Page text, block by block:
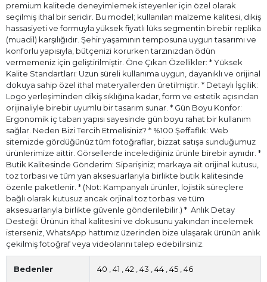
premium kalitede deneyimlemek isteyenler için özel olarak
seçilmiş ithal bir seridir. Bu model; kullanılan malzeme kalitesi, dikiş
hassasiyeti ve formuyla yüksek fiyatlı lüks segmentin birebir replika
(muadil) karşılığıdır. Şehir yaşamının temposuna uygun tasarımı ve
konforlu yapısıyla, bütçenizi korurken tarzınızdan ödün
vermemeniz için geliştirilmiştir. Öne Çıkan Özellikler: * Yüksek
Kalite Standartları: Uzun süreli kullanıma uygun, dayanıklı ve orijinal
dokuya sahip özel ithal materyallerden üretilmiştir. * Detaylı İşçilik:
Logo yerleşiminden dikiş sıklığına kadar, form ve estetik açısından
orijinaliyle birebir uyumlu bir tasarım sunar. * Gün Boyu Konfor:
Ergonomik iç taban yapısı sayesinde gün boyu rahat bir kullanım
sağlar. Neden Bizi Tercih Etmelisiniz? * %100 Şeffaflık: Web
sitemizde gördüğünüz tüm fotoğraflar, bizzat satışa sunduğumuz
ürünlerimize aittir. Görsellerde incelediğiniz ürünle birebir aynıdır. *
Butik Kalitesinde Gönderim: Siparişiniz; markaya ait orijinal kutusu,
toz torbası ve tüm yan aksesuarlarıyla birlikte butik kalitesinde
özenle paketlenir. * (Not: Kampanyalı ürünler, lojistik süreçlere
bağlı olarak kutusuz ancak orjinal toz torbası ve tüm
aksesuarlarıyla birlikte güvenle gönderilebilir.) * ⁠ Anlık Detay
Desteği: Ürünün ithal kalitesini ve dokusunu yakından incelemek
isterseniz, WhatsApp hattımız üzerinden bize ulaşarak ürünün anlık
çekilmiş fotoğraf veya videolarını talep edebilirsiniz.
Bedenler 40 41 42 43 44 45 46